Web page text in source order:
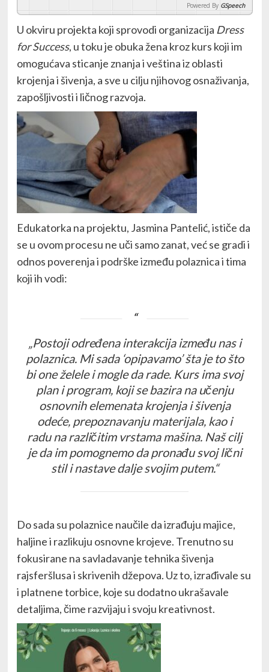
Powered By GSpeech
U okviru projekta koji sprovodi organizacija Dress
for Success, u toku je obuka žena kroz kurs koji im
omogućava sticanje znanja i veština iz oblasti
krojenja i šivenja, a sve u cilju njihovog osnaživanja,
zapošljivosti i ličnog razvoja.
Edukatorka na projektu, Jasmina Pantelić, ističe da
se u ovom procesu ne uči samo zanat, već se gradi i
odnos poverenja i podrške između polaznica i tima
koji ih vodi:
„Postoji određena interakcija između nas i
polaznica. Mi sada ‘opipavamo’ šta je to što
bi one želele i mogle da rade. Kurs ima svoj
plan i program, koji se bazira na učenju
osnovnih elemenata krojenja i šivenja
odeće, prepoznavanju materijala, kao i
radu na različitim vrstama mašina. Naš cilj
je da im pomognemo da pronađu svoj lični
stil i nastave dalje svojim putem.“
Do sada su polaznice naučile da izrađuju majice,
haljine i razlikuju osnovne krojeve. Trenutno su
fokusirane na savladavanje tehnika šivenja
rajsferšlusa i skrivenih džepova. Uz to, izrađivale su
i platnene torbice, koje su dodatno ukrašavale
detaljima, čime razvijaju i svoju kreativnost.